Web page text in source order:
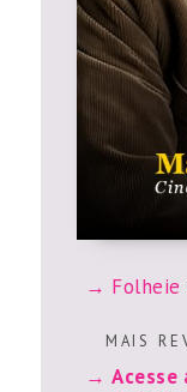
Folheie
M A I S R E V
Acesse